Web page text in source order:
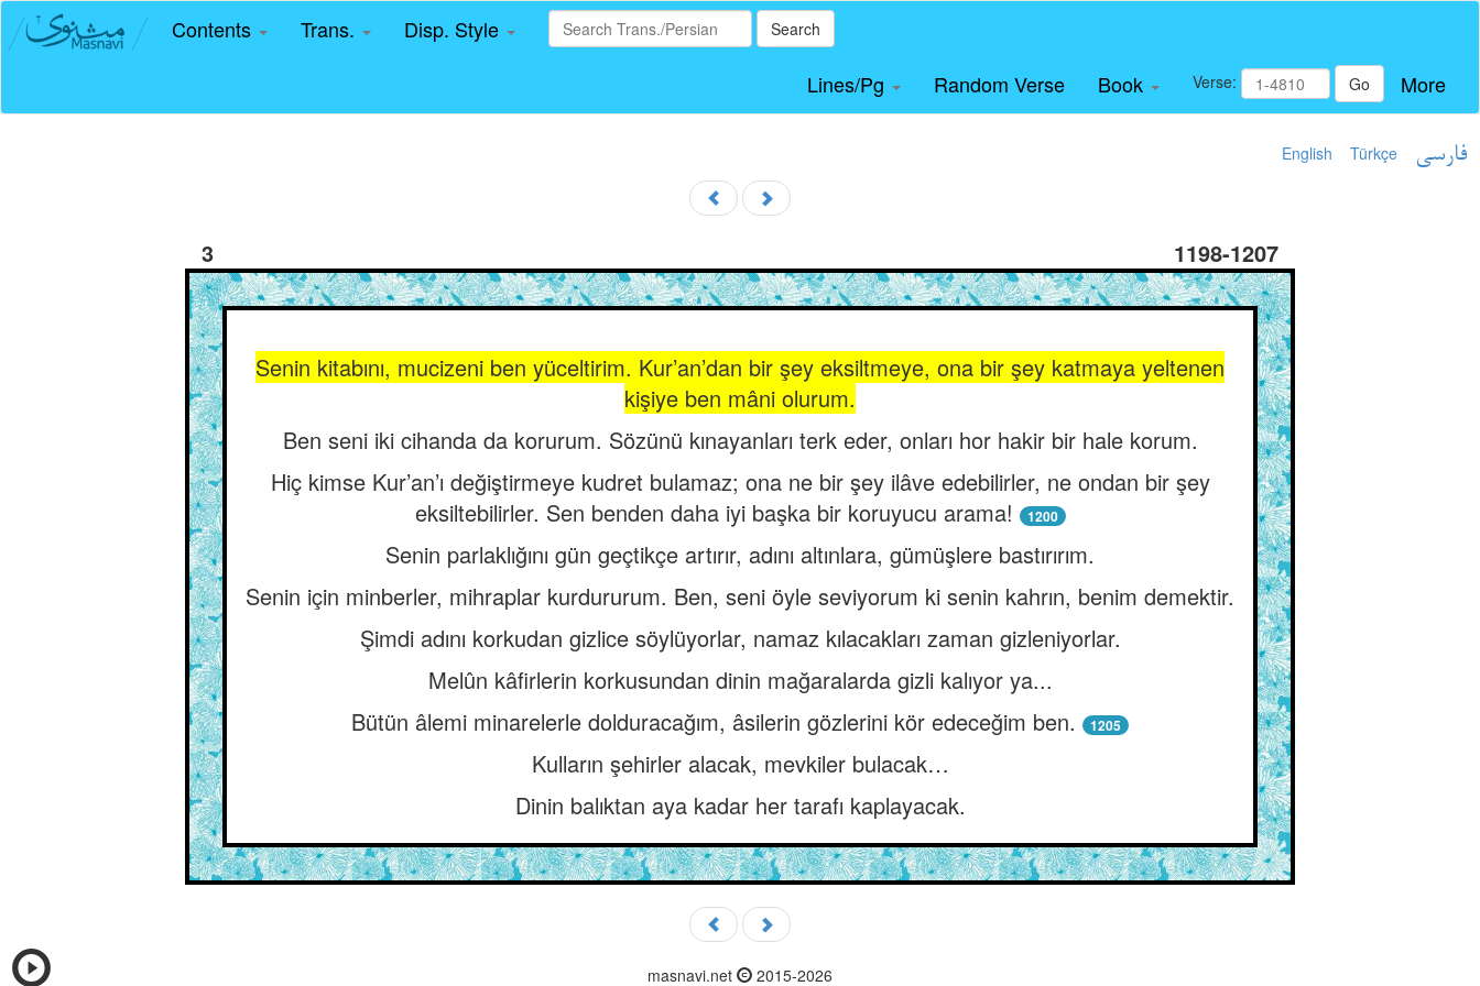
Contents Trans. Disp. Style Search
Lines/Pg Random Verse Book Verse: Go More
English Türkçe فارسی
3 1198-1207
Senin kitabını, mucizeni ben yüceltirim. Kur’an’dan bir şey eksiltmeye, ona bir şey katmaya yeltenen
kişiye ben mâni olurum.
Ben seni iki cihanda da korurum. Sözünü kınayanları terk eder, onları hor hakir bir hale korum.
Hiç kimse Kur’an’ı değiştirmeye kudret bulamaz; ona ne bir şey ilâve edebilirler, ne ondan bir şey
eksiltebilirler. Sen benden daha iyi başka bir koruyucu arama!
1200
Senin parlaklığını gün geçtikçe artırır, adını altınlara, gümüşlere bastırırım.
Senin için minberler, mihraplar kurdururum. Ben, seni öyle seviyorum ki senin kahrın, benim demektir.
Şimdi adını korkudan gizlice söylüyorlar, namaz kılacakları zaman gizleniyorlar.
Melûn kâfirlerin korkusundan dinin mağaralarda gizli kalıyor ya...
Bütün âlemi minarelerle dolduracağım, âsilerin gözlerini kör edeceğim ben.
1205
Kulların şehirler alacak, mevkiler bulacak…
Dinin balıktan aya kadar her tarafı kaplayacak.
masnavi.net 2015-2026